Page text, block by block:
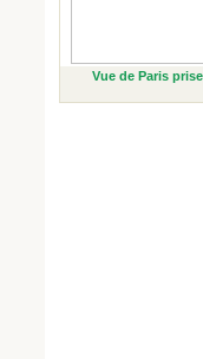
Vue de Paris